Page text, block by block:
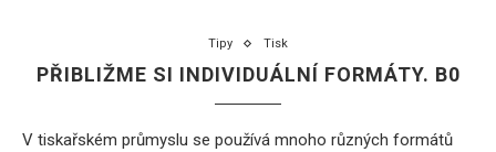
Tipy Tisk
PŘIBLIŽME SI INDIVIDUÁLNÍ FORMÁTY. B0
V tiskařském průmyslu se používá mnoho různých formátů